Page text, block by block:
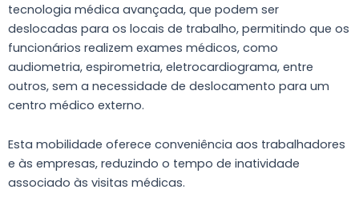
tecnologia médica avançada, que podem ser
deslocadas para os locais de trabalho, permitindo que os
funcionários realizem exames médicos, como
audiometria, espirometria, eletrocardiograma, entre
outros, sem a necessidade de deslocamento para um
centro médico externo.
Esta mobilidade oferece conveniência aos trabalhadores
e às empresas, reduzindo o tempo de inatividade
associado às visitas médicas.